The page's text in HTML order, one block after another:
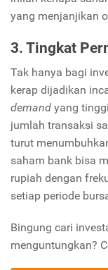
yang menjanjikan
3. Tingkat
Tak hanya bagi
kerap dijadikan
demand yang
jumlah transaksi
turut
saham bank bisa
rupiah dengan
setiap periode
Bingung cari
menguntungkan?